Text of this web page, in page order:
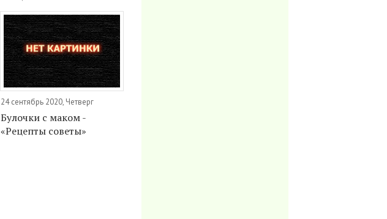
24 сентябрь 2020, Четверг
Булочки с маком -
«Рецепты советы»